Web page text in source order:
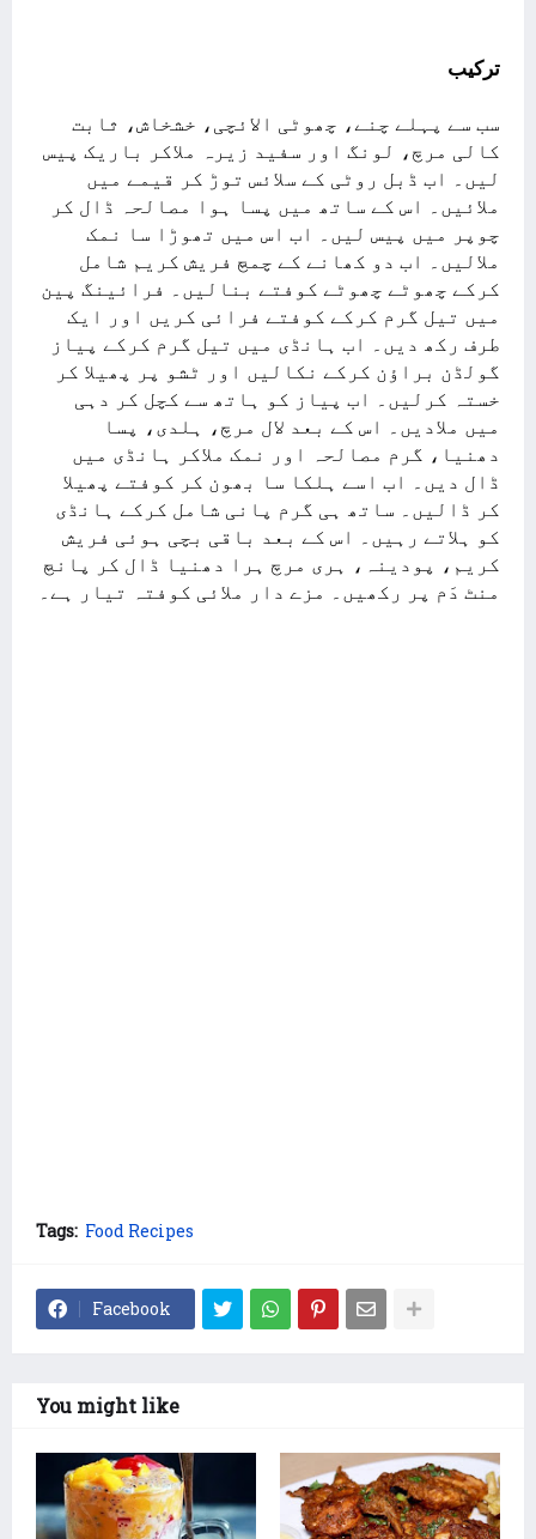
ترکیب
سب سے پہلے چنے، چھوٹی الائچی، خشخاش، ثابت
کالی مرچ، لونگ اور سفید زیرہ ملاکر باریک پیس
لیں۔ اب ڈبل روٹی کے سلائس توڑ کر قیمے میں
ملائیں۔ اس کے ساتھ میں پسا ہوا مصالحہ ڈال کر
چوپر میں پیس لیں۔ اب اس میں تھوڑا سا نمک
ملالیں۔ اب دو کھانے کے چمچ فریش کریم شامل
کرکے چھوٹے چھوٹے کوفتے بنالیں۔ فرائینگ پین
میں تیل گرم کرکے کوفتے فرائی کریں اور ایک
طرف رکھ دیں۔ اب ہانڈی میں تیل گرم کرکے پیاز
گولڈن براؤن کرکے نکالیں اور ٹشو پر پھیلا کر
خستہ کرلیں۔ اب پیاز کو ہاتھ سے کچل کر دہی
میں ملادیں۔ اس کے بعد لال مرچ، ہلدی، پسا
دھنیا، گرم مصالحہ اور نمک ملاکر ہانڈی میں
ڈال دیں۔ اب اسے ہلکا سا بھون کر کوفتے پھیلا
کر ڈالیں۔ ساتھ ہی گرم پانی شامل کرکے ہانڈی
کو ہلاتے رہیں۔ اس کے بعد باقی بچی ہوئی فریش
کریم، پودینہ، ہری مرچ ہرا دھنیا ڈال کر پانچ
منٹ دَم پر رکھیں۔ مزے دار ملائی کوفتہ تیار ہے۔
Tags: Food Recipes
Facebook
You might like